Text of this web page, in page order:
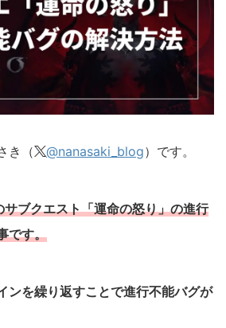
き（ @nanasaki_blog）です。
ブクエスト「運命の怒り」の進行
です。
ンを繰り返すことで進行不能バグが